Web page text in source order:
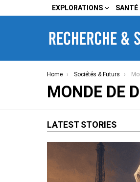
EXPLORATIONS SANTÉ
You are here:
Home Sociétés & Futurs
MONDE DE
LATEST STORIES